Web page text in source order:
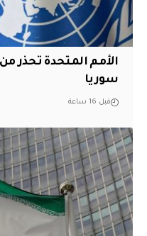
الأمم المتحدة تحذر
سوريا
قبل 16 ساعة